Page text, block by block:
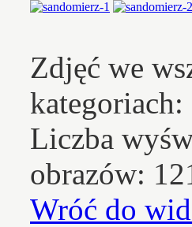
Zdjęć we
kategoriach:
Liczba
obrazów:
Wróć do